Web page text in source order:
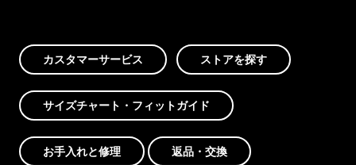
カスタマーサービス ストアを探す
サイズチャート・フィットガイド
お手入れと修理 返品・交換